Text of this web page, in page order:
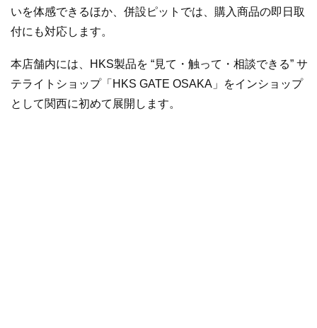
いを体感できるほか、併設ピットでは、購入商品の即日取
付にも対応します。
本店舗内には、HKS製品を “見て・触って・相談できる” サ
テライトショップ「HKS GATE OSAKA」をインショップ
として関西に初めて展開します。